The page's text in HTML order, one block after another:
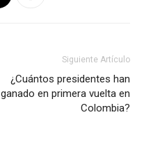
Siguiente Artículo
¿Cuántos presidentes han
ganado en primera vuelta en
Colombia?